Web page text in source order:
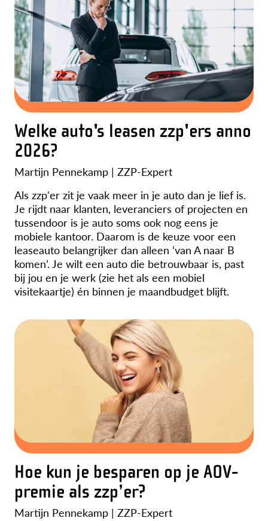
Welke auto's leasen zzp'ers anno
2026?
Martijn Pennekamp | ZZP-Expert
Als zzp'er zit je vaak meer in je auto dan je lief is.
Je rijdt naar klanten, leveranciers of projecten en
tussendoor is je auto soms ook nog eens je
mobiele kantoor. Daarom is de keuze voor een
leaseauto belangrijker dan alleen ‘van A naar B
komen’. Je wilt een auto die betrouwbaar is, past
bij jou en je werk (zie het als een mobiel
visitekaartje) én binnen je maandbudget blijft.
Hoe kun je besparen op je AOV-
premie als zzp’er?
Martijn Pennekamp | ZZP-Expert